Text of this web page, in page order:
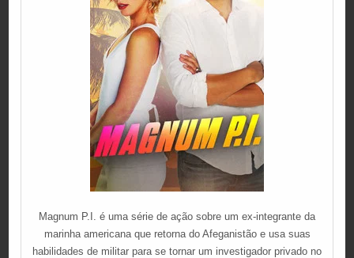
Magnum P.I. é uma série de ação sobre um ex-integrante da
marinha americana que retorna do Afeganistão e usa suas
habilidades de militar para se tornar um investigador privado no